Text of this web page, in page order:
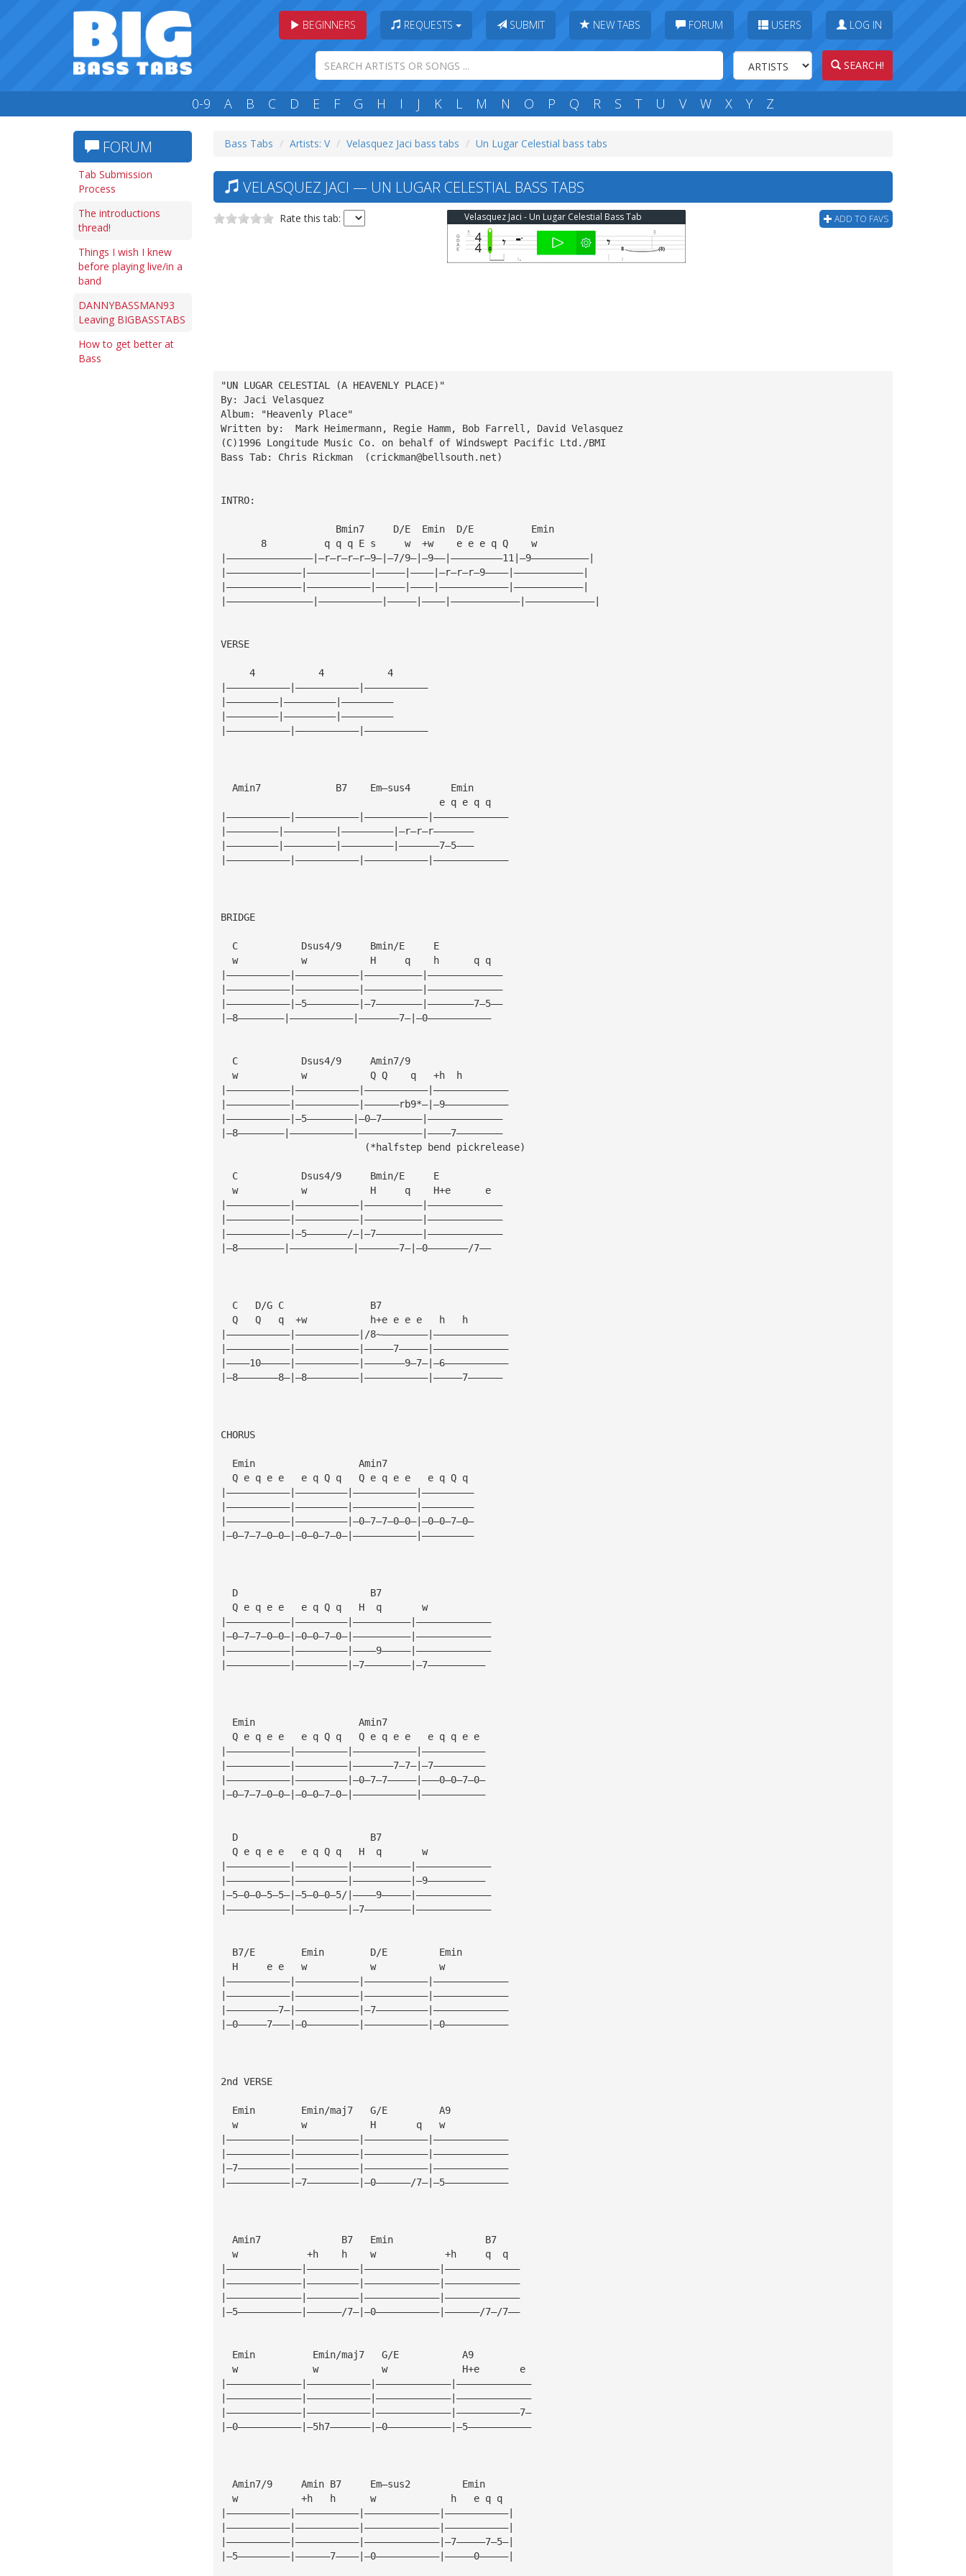
BEGINNERS REQUESTS SUBMIT NEW TABS FORUM USERS LOG IN
SEARCH!
0-9 A B C D E F G H I J K L M N O P Q R S T U V W X Y Z
FORUM
Tab Submission
Process
The introductions
thread!
Things I wish I knew
before playing live/in a
band
DANNYBASSMAN93
Leaving BIGBASSTABS
How to get better at
Bass
Bass Tabs Artists: V Velasquez Jaci bass tabs Un Lugar Celestial bass tabs
VELASQUEZ JACI — UN LUGAR CELESTIAL BASS TABS
Rate this tab: ADD TO FAVS
Velasquez Jaci - Un Lugar Celestial Bass Tab
"UN LUGAR CELESTIAL (A HEAVENLY PLACE)"
By: Jaci Velasquez
Album: "Heavenly Place"
Written by:  Mark Heimermann, Regie Hamm, Bob Farrell, David Velasquez
(C)1996 Longitude Music Co. on behalf of Windswept Pacific Ltd./BMI
Bass Tab: Chris Rickman  (crickman@bellsouth.net)
INTRO:
                    Bmin7     D/E  Emin  D/E          Emin
       8          q q q E s     w  +w    e e e q Q    w
|———————————————|—r—r—r—r—9—|—7/9—|—9——|—————————11|—9——————————|
|—————————————|———————————|—————|————|—r—r—r—9————|————————————|
|—————————————|———————————|—————|————|————————————|————————————|
|———————————————|———————————|—————|————|————————————|————————————|
VERSE
     4           4           4
|———————————|———————————|———————————
|—————————|—————————|—————————
|—————————|—————————|—————————
|———————————|———————————|———————————
  Amin7             B7    Em—sus4       Emin
                                      e q e q q
|———————————|———————————|———————————|—————————————
|—————————|—————————|—————————|—r—r—r———————
|—————————|—————————|—————————|———————7—5———
|———————————|———————————|———————————|—————————————
BRIDGE
  C           Dsus4/9     Bmin/E     E
  w           w           H     q    h      q q
|———————————|———————————|——————————|—————————————
|———————————|———————————|——————————|—————————————
|———————————|—5—————————|—7————————|————————7—5——
|—8————————|———————————|———————7—|—0———————————
  C           Dsus4/9     Amin7/9
  w           w           Q Q    q   +h  h
|———————————|———————————|———————————|—————————————
|———————————|———————————|——————rb9*—|—9———————————
|———————————|—5————————|—0—7———————|—————————————
|—8————————|———————————|———————————|————7————————
                         (*halfstep bend pickrelease)
  C           Dsus4/9     Bmin/E     E
  w           w           H     q    H+e      e
|———————————|———————————|——————————|—————————————
|———————————|———————————|——————————|—————————————
|———————————|—5———————/—|—7————————|—————————————
|—8————————|———————————|———————7—|—0———————/7——
  C   D/G C               B7
  Q   Q   q  +w           h+e e e e   h   h
|———————————|———————————|/8~————————|—————————————
|———————————|———————————|—————7—————|—————————————
|————10—————|———————————|———————9—7—|—6———————————
|—8———————8—|—8—————————|———————————|—————7——————
CHORUS
  Emin                  Amin7
  Q e q e e   e q Q q   Q e q e e   e q Q q
|———————————|—————————|———————————|—————————
|———————————|—————————|———————————|—————————
|———————————|—————————|—0—7—7—0—0—|—0—0—7—0—
|—0—7—7—0—0—|—0—0—7—0—|———————————|—————————
  D                       B7
  Q e q e e   e q Q q   H  q       w
|———————————|—————————|——————————|—————————————
|—0—7—7—0—0—|—0—0—7—0—|——————————|—————————————
|———————————|—————————|————9—————|—————————————
|———————————|—————————|—7————————|—7——————————
  Emin                  Amin7
  Q e q e e   e q Q q   Q e q e e   e q q e e
|———————————|—————————|———————————|———————————
|———————————|—————————|———————7—7—|—7—————————
|———————————|—————————|—0—7—7—————|———0—0—7—0—
|—0—7—7—0—0—|—0—0—7—0—|———————————|———————————
  D                       B7
  Q e q e e   e q Q q   H  q       w
|———————————|—————————|——————————|—————————————
|———————————|—————————|——————————|—9——————————
|—5—0—0—5—5—|—5—0—0—5/|————9—————|—————————————
|———————————|—————————|—7————————|—————————————
  B7/E        Emin        D/E         Emin
  H     e e   w           w           w
|———————————|———————————|———————————|—————————————
|———————————|———————————|———————————|—————————————
|—————————7—|———————————|—7—————————|—————————————
|—0—————7———|—0—————————|———————————|—0———————————
2nd VERSE
  Emin        Emin/maj7   G/E         A9
  w           w           H       q   w
|———————————|———————————|———————————|—————————————
|———————————|———————————|———————————|—————————————
|—7—————————|———————————|———————————|—————————————
|———————————|—7—————————|—0——————/7—|—5———————————
  Amin7              B7   Emin                B7
  w            +h    h    w            +h     q  q
|—————————————|—————————|—————————————|—————————————
|—————————————|—————————|—————————————|—————————————
|—————————————|—————————|—————————————|—————————————
|—5———————————|——————/7—|—0———————————|——————/7—/7——
  Emin          Emin/maj7   G/E           A9
  w             w           w             H+e       e
|—————————————|———————————|—————————————|—————————————
|—————————————|———————————|—————————————|—————————————
|—————————————|———————————|—————————————|———————————7—
|—0———————————|—5h7———————|—0———————————|—5———————————
  Amin7/9     Amin B7     Em—sus2         Emin
  w           +h   h      w             h   e q q
|———————————|———————————|—————————————|———————————|
|———————————|———————————|—————————————|———————————|
|———————————|———————————|—————————————|—7—————7—5—|
|—5—————————|——————7————|—0———————————|—————0—————|